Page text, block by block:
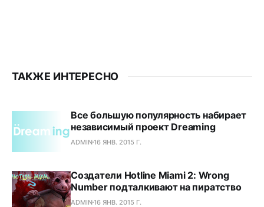
ТАКЖЕ ИНТЕРЕСНО
Все большую популярность набирает
независимый проект Dreaming
ADMIN16 ЯНВ. 2015 Г.
Создатели Hotline Miami 2: Wrong
Number подталкивают на пиратство
ADMIN16 ЯНВ. 2015 Г.